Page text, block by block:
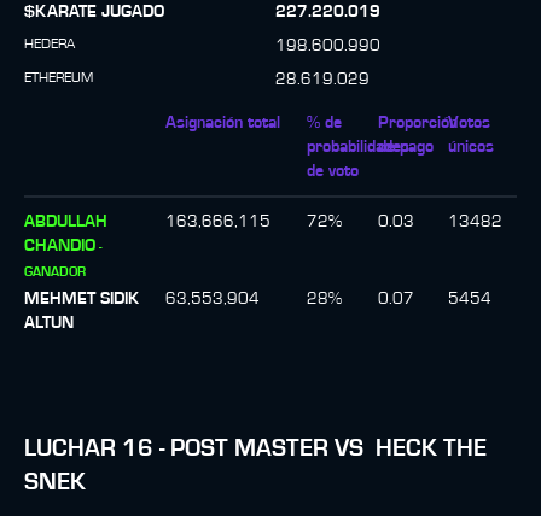
$KARATE JUGADO
227.220.019
HEDERA 198.600.990
ETHEREUM 28.619.029
Asignación total
% de
probabilidades
de voto
Proporción
de pago
Votos
únicos
ABDULLAH
CHANDIO -
GANADOR
163,666,115 72% 0.03 13482
MEHMET SIDIK
ALTUN
63,553,904 28% 0.07 5454
LUCHAR 16 - POST MASTER VS
HECK THE
SNEK